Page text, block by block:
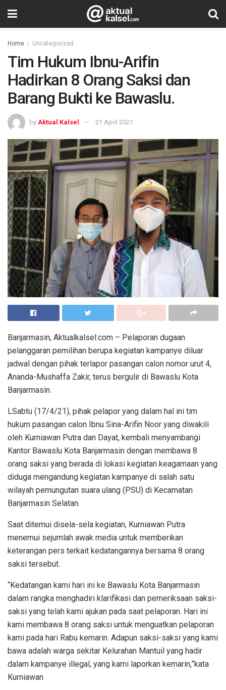
Home Uncategorized
Tim Hukum Ibnu-Arifin
Hadirkan 8 Orang Saksi dan
Barang Bukti ke Bawaslu.
by Aktual Kalsel 21 April 2021
Banjarmasin, Aktualkalsel.com – Pelaporan dugaan
pelanggaran pemilihan berupa kegiatan kampanye diluar
jadwal dengan pihak terlapor pasangan calon nomor urut 4,
Ananda-Mushaffa Zakir, terus bergulir di Bawaslu Kota
Banjarmasin.
LSabtu (17/4/21), pihak pelapor yang dalam hal ini tim
hukum pasangan calon Ibnu Sina-Arifin Noor yang diwakili
oleh Kurniawan Putra dan Dayat, kembali menyambangi
Kantor Bawaslu Kota Banjarmasin dengan membawa 8
orang saksi yang berada di lokasi kegiatan keagamaan yang
diduga mengandung kegiatan kampanye di salah satu
wilayah pemungutan suara ulang (PSU) di Kecamatan
Banjarmasin Selatan.
Saat ditemui disela-sela kegiatan, Kurniawan Putra
menemui sejumlah awak media untuk memberikan
keterangan pers terkait kedatangannya bersama 8 orang
saksi tersebut.
“Kedatangan kami hari ini ke Bawaslu Kota Banjarmasin
dalam rangka menghadiri klarifikasi dan pemeriksaan saksi-
saksi yang telah kami ajukan pada saat pelaporan. Hari ini
kami membawa 8 orang saksi untuk menguatkan pelaporan
kami pada hari Rabu kemarin. Adapun saksi-saksi yang kami
bawa adalah warga sekitar Kelurahan Mantuil yang hadir
dalam kampanye illegal, yang kami laporkan kemarin,”kata
Kurniawan